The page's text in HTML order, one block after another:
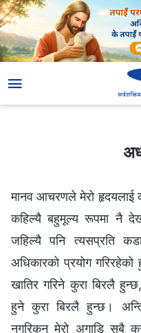
मानव आचरणले मेरो हृदयलाई
कहिल्यै बहुमूल्य रूपमा नै
जहिल्यै पनि त्यसप्रति
अधिकारको प्रयोग
खातिर गरिने कुरा बिरलै
हुने कुरा बिरलै हुन्छ।
नगरिकन मेरो अगाडि सबै